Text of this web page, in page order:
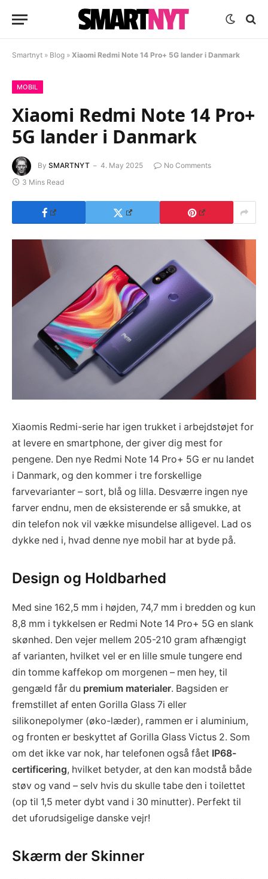
Smartnyt » Blog » Xiaomi Redmi Note 14 Pro+ 5G lander i Danmark
MOBIL
Xiaomi Redmi Note 14 Pro+
5G lander i Danmark
By SMARTNYT 4. May 2025
No Comments
3 Mins Read
Xiaomis Redmi-serie har igen trukket i arbejdstøjet for
at levere en smartphone, der giver dig mest for
pengene. Den nye Redmi Note 14 Pro+ 5G er nu landet
i Danmark, og den kommer i tre forskellige
farvevarianter – sort, blå og lilla. Desværre ingen nye
farver endnu, men de eksisterende er så smukke, at
din telefon nok vil vække misundelse alligevel. Lad os
dykke ned i, hvad denne nye mobil har at byde på.
Design og Holdbarhed
Med sine 162,5 mm i højden, 74,7 mm i bredden og kun
8,8 mm i tykkelsen er Redmi Note 14 Pro+ 5G en slank
skønhed. Den vejer mellem 205-210 gram afhængigt
af varianten, hvilket vel er en lille smule tungere end
din tomme kaffekop om morgenen – men hey, til
gengæld får du premium materialer. Bagsiden er
fremstillet af enten Gorilla Glass 7i eller
silikonepolymer (øko-læder), rammen er i aluminium,
og fronten er beskyttet af Gorilla Glass Victus 2. Som
om det ikke var nok, har telefonen også fået IP68-
certificering, hvilket betyder, at den kan modstå både
støv og vand – selv hvis du skulle tabe den i toilettet
(op til 1,5 meter dybt vand i 30 minutter). Perfekt til
det uforudsigelige danske vejr!
Skærm der Skinner